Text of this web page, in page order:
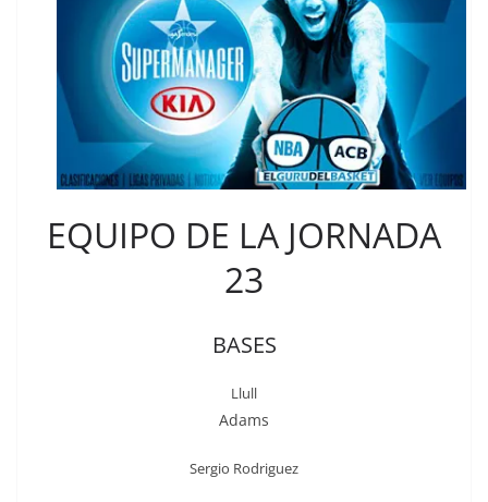
EQUIPO DE LA JORNADA
23
BASES
Llull
Adams
Sergio Rodriguez